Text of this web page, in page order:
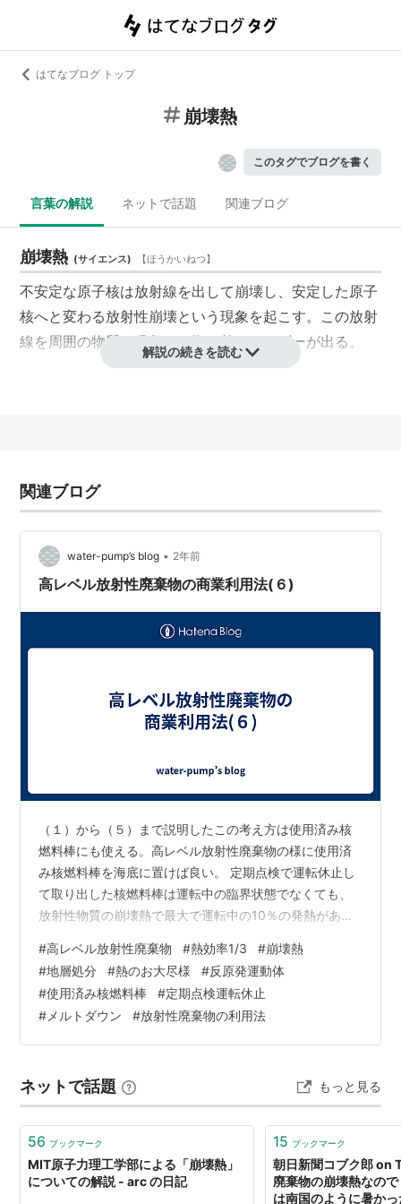
はてなブログ トップ
崩壊熱
このタグでブログを書く
言葉の解説 ネットで話題 関連ブログ
崩壊熱 (サイエンス) 【ほうかいねつ】
不安定な原子核は放射線を出して崩壊し、安定した原子
核へと変わる放射性崩壊という現象を起こす。この放射
線を周囲の物質が吸収した際に熱エネルギーが出る。
解説の続きを読む
関連ブログ
water-pump’s blog • 2年前
高レベル放射性廃棄物の商業利用法(６)
（１）から（５）まで説明したこの考え方は使用済み核
燃料棒にも使える。高レベル放射性廃棄物の様に使用済
み核燃料棒を海底に置けば良い。 定期点検で運転休止し
て取り出した核燃料棒は運転中の臨界状態でなくても、
放射性物質の崩壊熱で最大で運転中の10％の発熱があ
る。出力100万kwの原発だと、捨てている熱量は200万
kw分ある。つまり出力100万kwの全発熱量は300万kw分
以上ある。 運転休止しても最大10％の崩壊熱があるなら
ば、それは30万kw分の膨大な熱量だ。核燃料棒を1.5年
から2年程度冷やしてたぶん料理で言う粗熱をとってか
#高レベル放射性廃棄物 #熱効率1/3 #崩壊熱
#地層処分 #熱のお大尽様 #反原発運動体
#使用済み核燃料棒 #定期点検運転休止
# メルトダウン #放射性廃棄物の利用法
ネットで話題 もっと見る
56 ブックマーク
MIT原子力理工学部による「崩壊熱」
についての解説 - arc の日記
15 ブックマーク
朝日新聞コブク郎 on
廃棄物の崩壊熱なの
は南国のように暑か